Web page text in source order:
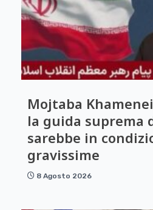
Mojtaba
la guida suprema
sarebbe in
gravissime
8 Agosto 2026